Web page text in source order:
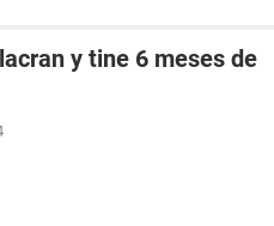
y tine 6 meses de